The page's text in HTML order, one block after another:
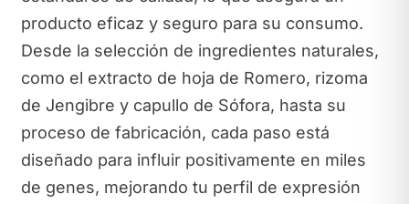
producto eficaz y seguro para su consumo.
Desde la selección de ingredientes naturales,
como el extracto de hoja de Romero, rizoma
de Jengibre y capullo de Sófora, hasta su
proceso de fabricación, cada paso está
diseñado para influir positivamente en miles
de genes, mejorando tu perfil de expresión